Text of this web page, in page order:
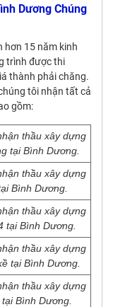
Dương Chúng
hơn 15 năm kinh
trình được thi
thành phải chăng.
tôi nhận tất cả
gồm:
thầu xây dựng
tại Bình Dương.
thầu xây dựng
Bình Dương.
thầu xây dựng
tại Bình Dương.
thầu xây dựng
tại Bình Dương.
thầu xây dựng
Bình Dương.